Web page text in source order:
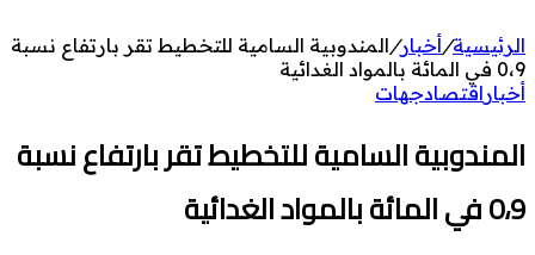
الرئيسية/أخبار/المندوبية السامية للتخطيط تقر بارتفاع نسبة
0،9 في المائة بالمواد الغدائية
أخبار اقتصادجهات
المندوبية السامية للتخطيط تقر بارتفاع نسبة
0،9 في المائة بالمواد الغدائية